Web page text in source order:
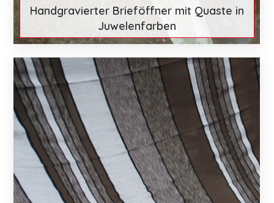
Handgravierter Brieföffner mit Quaste in
Juwelenfarben
€ 26 Mehr entdecken